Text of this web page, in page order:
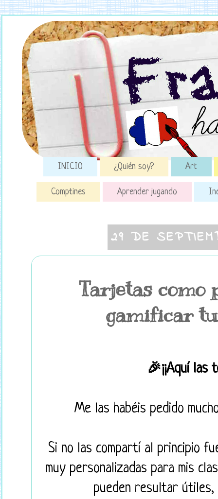
INICIO ¿Quién soy? Art
Comptines Aprender jugando
29 DE
Tarjetas como
gamificar
🎉¡¡Aquí
Me las habéis pedido
Si no las compartí al principio
muy personalizadas para mis
pueden resultar